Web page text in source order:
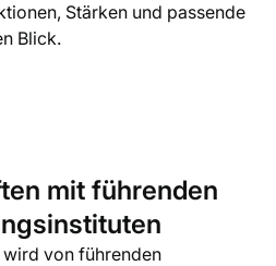
Stärken und passende
Blick.
mit führenden
von führenden